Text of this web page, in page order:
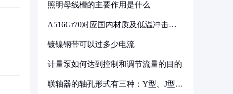
照明母线槽的主要作用是什么
A516Gr70对应国内材质及低温冲击要
镀镍钢带可以过多少电流
计量泵如何达到控制和调节流量的目的
联轴器的轴孔形式有三种：Y型、J型、